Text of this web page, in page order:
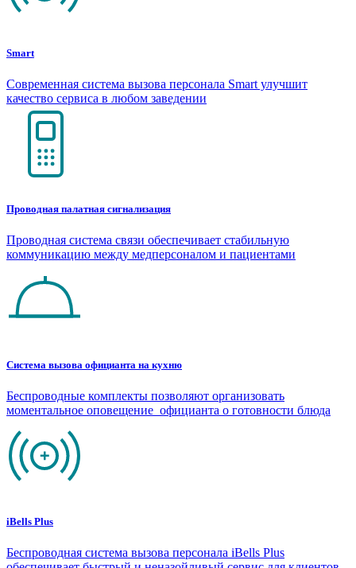
Smart
Современная система вызова персонала Smart улучшит
качество сервиса в любом заведении
Проводная палатная сигнализация
Проводная система связи обеспечивает стабильную
коммуникацию между медперсоналом и пациентами
Система вызова официанта на кухню
Беспроводные комплекты позволяют организовать
моментальное оповещение официанта о готовности блюда
iBells Plus
Беспроводная система вызова персонала iBells Plus